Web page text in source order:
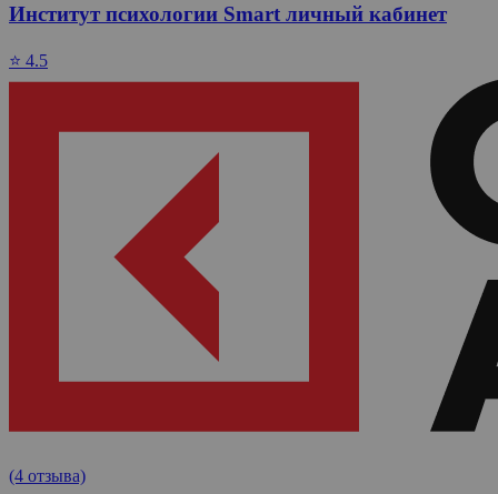
Институт психологии Smart личный кабинет
⭐ 4.5
(4 отзыва)